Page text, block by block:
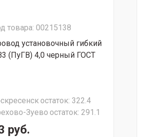
товара: 00215138
установочный гибкий
(ПуГВ) 4,0 черный ГОСТ
остаток: 322.4
Зуево остаток: 291.1
руб.